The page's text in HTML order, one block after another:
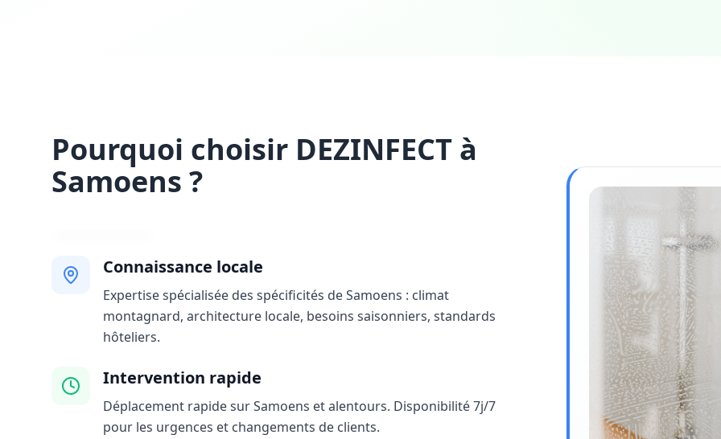
Pourquoi choisir DEZINFECT à
Samoens ?
Connaissance locale
Expertise spécialisée des spécificités de Samoens : climat
montagnard, architecture locale, besoins saisonniers, standards
hôteliers.
Intervention rapide
Déplacement rapide sur Samoens et alentours. Disponibilité 7j/7
pour les urgences et changements de clients.